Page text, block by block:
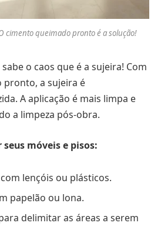
cimento queimado pronto é a solução!
o caos que é a sujeira! Com
pronto, a sujeira é
A aplicação é mais limpa e
a limpeza pós-obra.
móveis e pisos:
lençóis ou plásticos.
papelão ou lona.
delimitar as áreas a serem